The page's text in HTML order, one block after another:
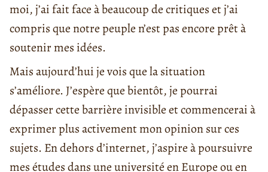
moi, j’ai fait face à beaucoup de critiques et j’ai
compris que notre peuple n’est pas encore prêt à
soutenir mes idées.
Mais aujourd’hui je vois que la situation
s’améliore. J’espère que bientôt, je pourrai
dépasser cette barrière invisible et commencerai à
exprimer plus activement mon opinion sur ces
sujets. En dehors d’internet, j’aspire à poursuivre
mes études dans une université en Europe ou en